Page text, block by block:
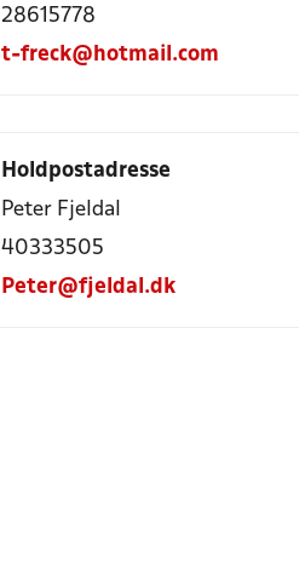
28615778
t-freck@hotmail.com
Holdpostadresse
Peter Fjeldal
40333505
Peter@fjeldal.dk